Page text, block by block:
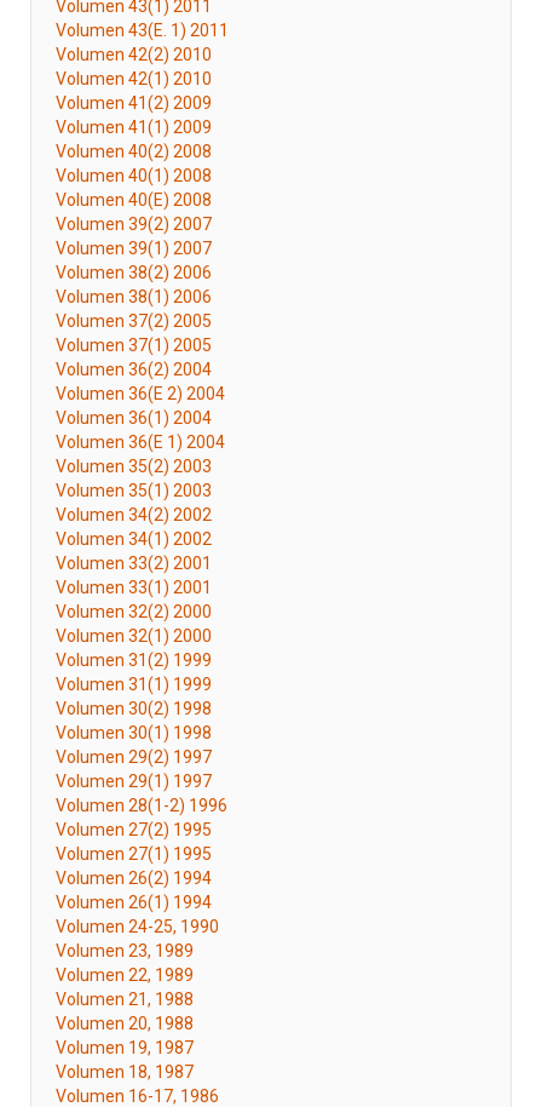
Volumen 43(1) 2011
Volumen 43(E. 1) 2011
Volumen 42(2) 2010
Volumen 42(1) 2010
Volumen 41(2) 2009
Volumen 41(1) 2009
Volumen 40(2) 2008
Volumen 40(1) 2008
Volumen 40(E) 2008
Volumen 39(2) 2007
Volumen 39(1) 2007
Volumen 38(2) 2006
Volumen 38(1) 2006
Volumen 37(2) 2005
Volumen 37(1) 2005
Volumen 36(2) 2004
Volumen 36(E 2) 2004
Volumen 36(1) 2004
Volumen 36(E 1) 2004
Volumen 35(2) 2003
Volumen 35(1) 2003
Volumen 34(2) 2002
Volumen 34(1) 2002
Volumen 33(2) 2001
Volumen 33(1) 2001
Volumen 32(2) 2000
Volumen 32(1) 2000
Volumen 31(2) 1999
Volumen 31(1) 1999
Volumen 30(2) 1998
Volumen 30(1) 1998
Volumen 29(2) 1997
Volumen 29(1) 1997
Volumen 28(1-2) 1996
Volumen 27(2) 1995
Volumen 27(1) 1995
Volumen 26(2) 1994
Volumen 26(1) 1994
Volumen 24-25, 1990
Volumen 23, 1989
Volumen 22, 1989
Volumen 21, 1988
Volumen 20, 1988
Volumen 19, 1987
Volumen 18, 1987
Volumen 16-17, 1986